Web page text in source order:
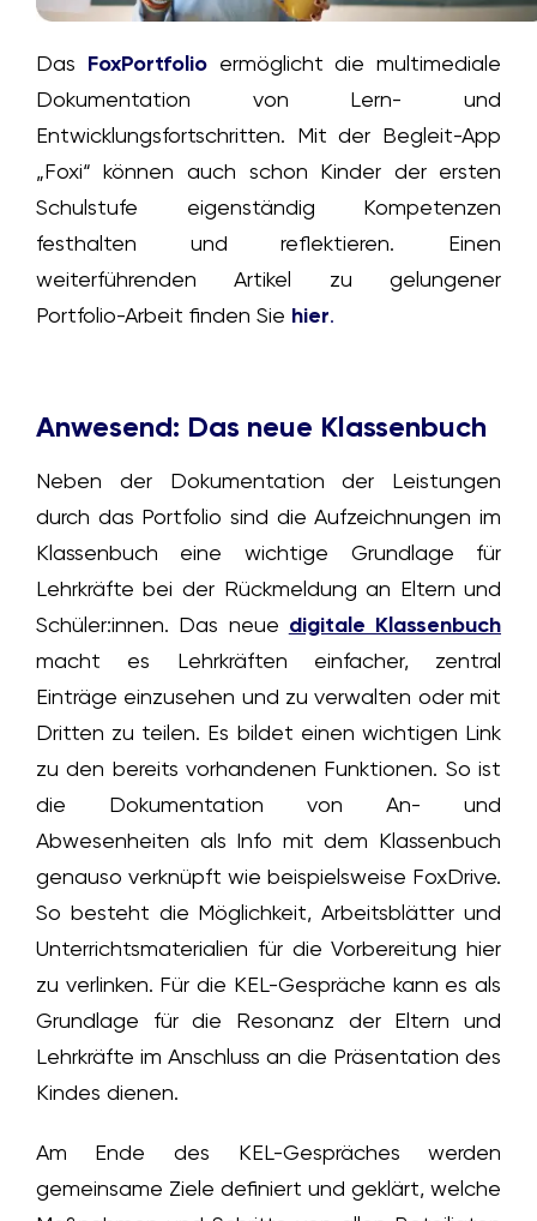
Das FoxPortfolioermöglicht die multimediale
Dokumentation von Lern- und
Entwicklungsfortschritten. Mit der Begleit-App
„Foxi“ können auch schon Kinder der ersten
Schulstufe eigenständig Kompetenzen
festhalten und reflektieren. Einen
weiterführenden Artikel zu gelungener
Portfolio-Arbeit finden Sie hier.
Anwesend: Das neue Klassenbuch
Neben der Dokumentation der Leistungen
durch das Portfolio sind die Aufzeichnungen im
Klassenbuch eine wichtige Grundlage für
Lehrkräfte bei der Rückmeldung an Eltern und
Schüler:innen. Das neue digitale Klassenbuch
macht es Lehrkräften einfacher, zentral
Einträge einzusehen und zu verwalten oder mit
Dritten zu teilen. Es bildet einen wichtigen Link
zu den bereits vorhandenen Funktionen. So ist
die Dokumentation von An- und
Abwesenheiten als Info mit dem Klassenbuch
genauso verknüpft wie beispielsweise FoxDrive.
So besteht die Möglichkeit, Arbeitsblätter und
Unterrichtsmaterialien für die Vorbereitung hier
zu verlinken. Für die KEL-Gespräche kann es als
Grundlage für die Resonanz der Eltern und
Lehrkräfte im Anschluss an die Präsentation des
Kindes dienen.
Am Ende des KEL-Gespräches werden
gemeinsame Ziele definiert und geklärt, welche